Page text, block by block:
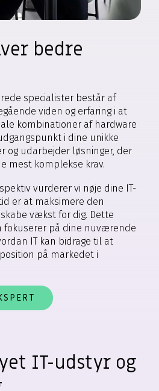
bedre
specialister består af
viden og erfaring i at
kombinationer af hardware
i dine unikke
og udarbejder løsninger, der
mest komplekse krav.
vurderer vi nøje dine IT-
er at maksimere den
vækst for dig. Dette
fokuserer på dine nuværende
IT kan bidrage til at
på markedet i
IT-udstyr og